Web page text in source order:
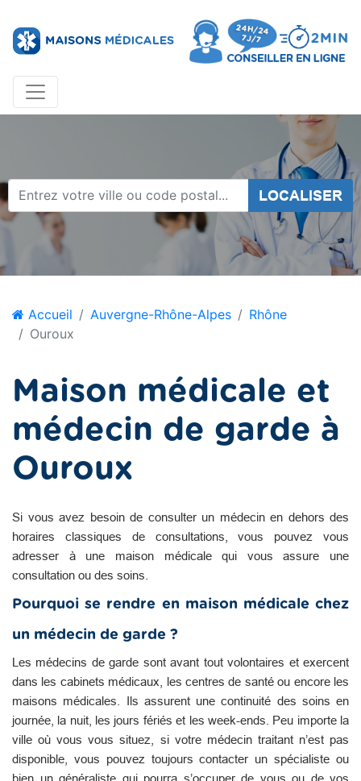
LOCALISER
Accueil Auvergne-Rhône-Alpes
Rhône
Ouroux
Maison médicale et
médecin de garde à
Ouroux
Si vous avez besoin de consulter un médecin en dehors des
horaires classiques de consultations, vous pouvez vous
adresser à une maison médicale qui vous assure une
consultation ou des soins.
Pourquoi se rendre en maison médicale chez
un médecin de garde ?
Les médecins de garde sont avant tout volontaires et exercent
dans les cabinets médicaux, les centres de santé ou encore les
maisons médicales. Ils assurent une continuité des soins en
journée, la nuit, les jours fériés et les week-ends. Peu importe la
ville où vous vous situez, si votre médecin traitant n’est pas
disponible, vous pouvez toujours contacter un spécialiste ou
bien un généraliste qui pourra s’occuper de vous ou de vos